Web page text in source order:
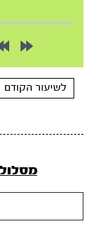
10s
10s
לשיעור הקודם